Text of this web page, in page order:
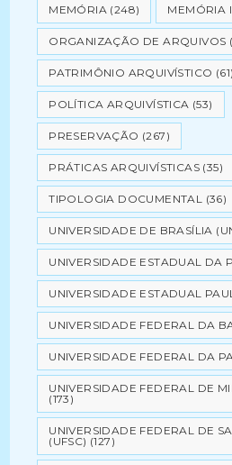
MEMÓRIA (248) MEMÓRIA
ORGANIZAÇÃO DE ARQUIVOS
PATRIMÔNIO ARQUIVÍSTICO (61)
POLÍTICA ARQUIVÍSTICA (53)
PRESERVAÇÃO (267)
PRÁTICAS ARQUIVÍSTICAS (35)
TIPOLOGIA DOCUMENTAL (36)
UNIVERSIDADE DE BRASÍLIA
UNIVERSIDADE ESTADUAL DA
UNIVERSIDADE ESTADUAL
UNIVERSIDADE FEDERAL DA
UNIVERSIDADE FEDERAL DA
UNIVERSIDADE FEDERAL DE
(173)
UNIVERSIDADE FEDERAL DE
(UFSC) (127)